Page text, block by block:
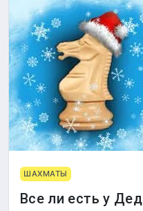
ШАХМАТЫ
Все ли есть у